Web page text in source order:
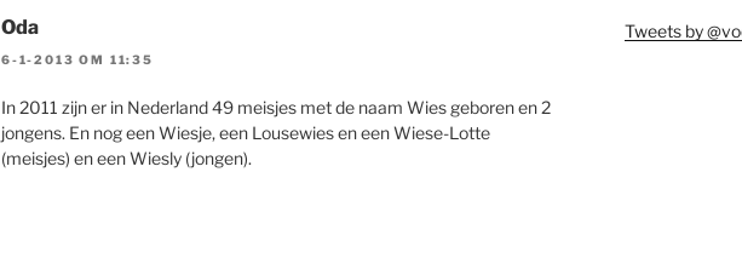
Oda
6-1-2013 OM 11:35
In 2011 zijn er in Nederland 49 meisjes met de naam Wies geboren en 2
jongens. En nog een Wiesje, een Lousewies en een Wiese-Lotte
(meisjes) en een Wiesly (jongen).
Tweets by